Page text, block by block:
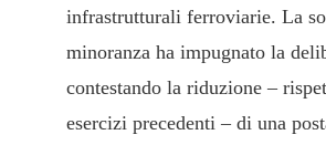
infrastrutturali ferroviarie. La
minoranza ha impugnato la
contestando la riduzione –
esercizi precedenti – di una